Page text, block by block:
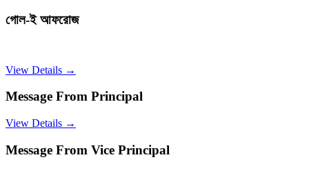
গোল-ই আফরোজ
View Details →
Message From Principal
View Details →
Message From Vice Principal